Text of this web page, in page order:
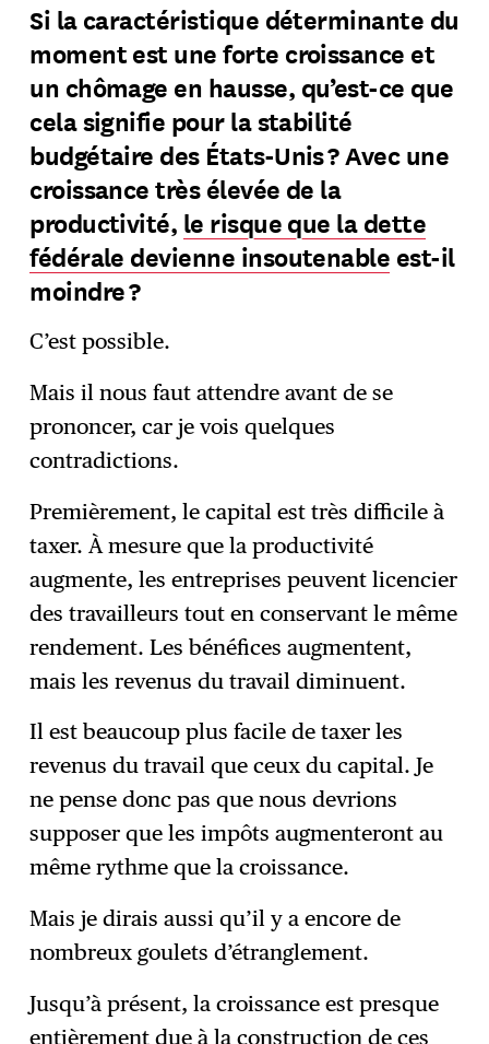
Si la caractéristique déterminante du
moment est une forte croissance et
un chômage en hausse, qu’est-ce que
cela signifie pour la stabilité
budgétaire des États-Unis ? Avec une
croissance très élevée de la
productivité, le risque que la dette
fédérale devienne insoutenable est-il
moindre ?
C’est possible.
Mais il nous faut attendre avant de se
prononcer, car je vois quelques
contradictions.
Premièrement, le capital est très difficile à
taxer. À mesure que la productivité
augmente, les entreprises peuvent licencier
des travailleurs tout en conservant le même
rendement. Les bénéfices augmentent,
mais les revenus du travail diminuent.
Il est beaucoup plus facile de taxer les
revenus du travail que ceux du capital. Je
ne pense donc pas que nous devrions
supposer que les impôts augmenteront au
même rythme que la croissance.
Mais je dirais aussi qu’il y a encore de
nombreux goulets d’étranglement.
Jusqu’à présent, la croissance est presque
entièrement due à la construction de ces